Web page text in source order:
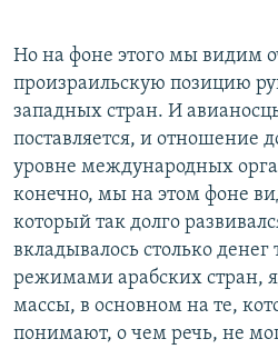
Но на фоне этого мы видим
произраильскую позицию
западных стран. И
поставляется, и отношение
уровне международных
конечно, мы на этом фоне
который так долго
вкладывалось столько
режимами арабских стран,
массы, в основном на те,
понимают, о чем речь, не